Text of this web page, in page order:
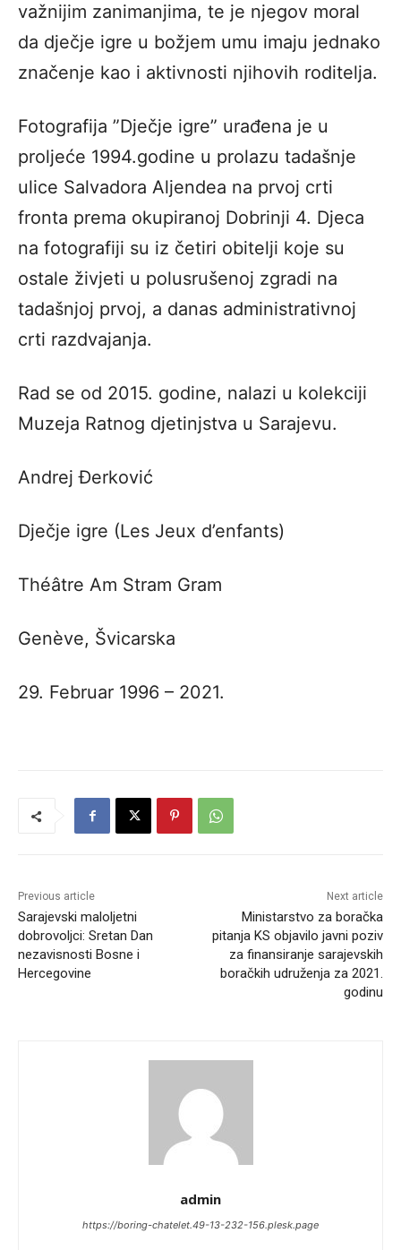
važnijim zanimanjima, te je njegov moral
da dječje igre u božjem umu imaju jednako
značenje kao i aktivnosti njihovih roditelja.
Fotografija ”Dječje igre” urađena je u
proljeće 1994.godine u prolazu tadašnje
ulice Salvadora Aljendea na prvoj crti
fronta prema okupiranoj Dobrinji 4. Djeca
na fotografiji su iz četiri obitelji koje su
ostale živjeti u polusrušenoj zgradi na
tadašnjoj prvoj, a danas administrativnoj
crti razdvajanja.
Rad se od 2015. godine, nalazi u kolekciji
Muzeja Ratnog djetinjstva u Sarajevu.
Andrej Đerković
Dječje igre (Les Jeux d’enfants)
Théâtre Am Stram Gram
Genève, Švicarska
29. Februar 1996 – 2021.
Previous article
Sarajevski maloljetni
dobrovoljci: Sretan Dan
nezavisnosti Bosne i
Hercegovine
Next article
Ministarstvo za boračka
pitanja KS objavilo javni poziv
za finansiranje sarajevskih
boračkih udruženja za 2021.
godinu
admin
https://boring-chatelet.49-13-232-156.plesk.page